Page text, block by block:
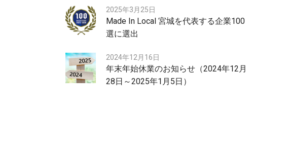
2025年3月25日
Made In Local 宮城を代表する企業100
選に選出
2024年12月16日
年末年始休業のお知らせ（2024年12月
28日～2025年1月5日）